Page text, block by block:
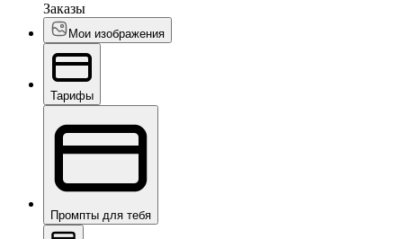
Заказы
Мои изображения
Тарифы
Промпты для тебя